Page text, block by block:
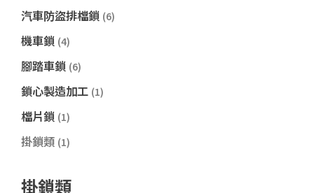
汽車防盜排檔鎖 (6)
機車鎖 (4)
腳踏車鎖 (6)
鎖心製造加工 (1)
檔片鎖 (1)
掛鎖類 (1)
掛鎖類